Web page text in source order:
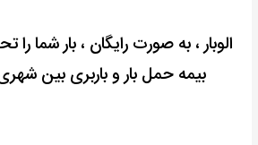
الوبار ، به صورت رایگان ، بار شما
بیمه حمل بار و باربری بین